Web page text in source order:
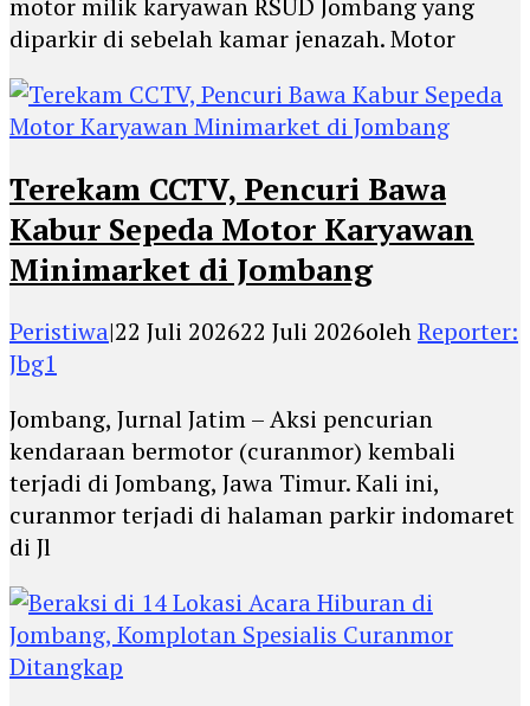
motor milik karyawan RSUD Jombang yang
diparkir di sebelah kamar jenazah. Motor
Terekam CCTV, Pencuri Bawa
Kabur Sepeda Motor Karyawan
Minimarket di Jombang
Peristiwa|22 Juli 202622 Juli 2026olehReporter:
Jbg1
Jombang, Jurnal Jatim – Aksi pencurian
kendaraan bermotor (curanmor) kembali
terjadi di Jombang, Jawa Timur. Kali ini,
curanmor terjadi di halaman parkir indomaret
di Jl